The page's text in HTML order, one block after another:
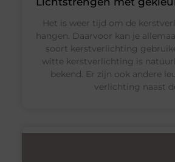
Het is weer tijd om de
hangen. Daarvoor kan je
soort kerstverlichting
witte kerstverlichting is
bekend. Er zijn ook andere
verlichting naast